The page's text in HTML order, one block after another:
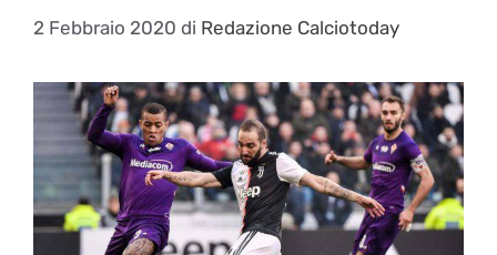
2 Febbraio 2020 di Redazione Calciotoday